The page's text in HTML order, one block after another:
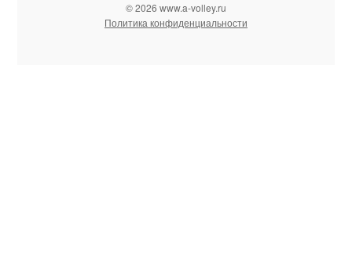
© 2026 www.a-volley.ru
Политика конфиденциальности